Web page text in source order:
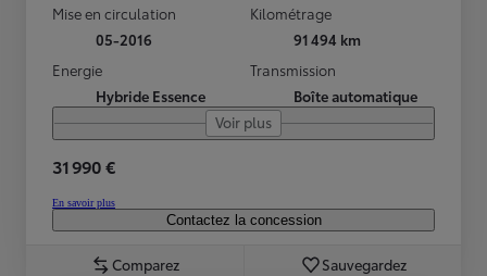
Mise en circulation
05-2016
Kilométrage
91 494 km
Energie
Hybride Essence
Transmission
Boîte automatique
Voir plus
31 990 €
En savoir plus
Contactez la concession
Comparez Sauvegardez